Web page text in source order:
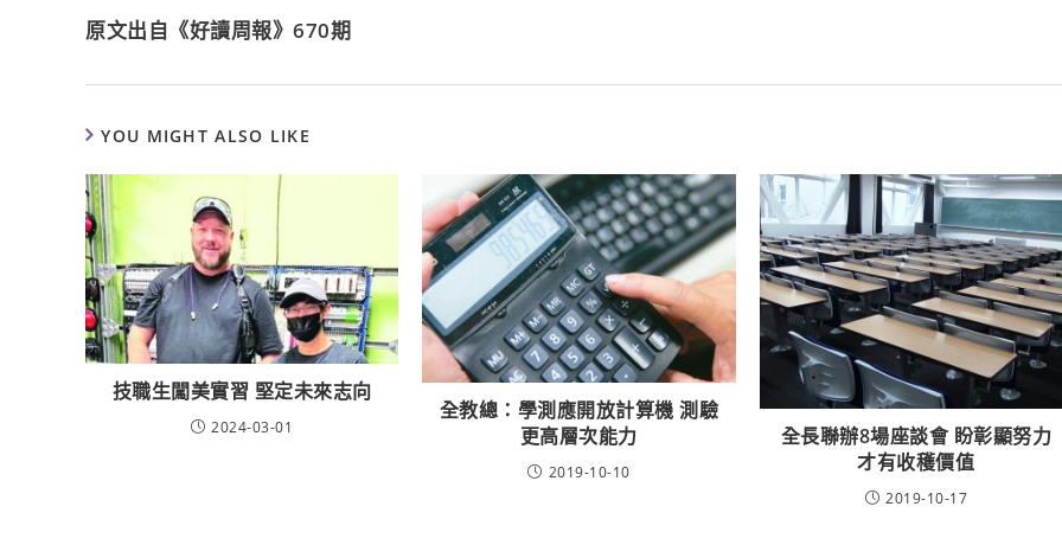
原文出自《好讀周報》670期
YOU MIGHT ALSO LIKE
技職生闖美實習 堅定未來志向
2024-03-01
全教總：學測應開放計算機 測驗
更高層次能力
2019-10-10
全長聯辦8場座談會 盼彰顯努力
才有收穫價值
2019-10-17